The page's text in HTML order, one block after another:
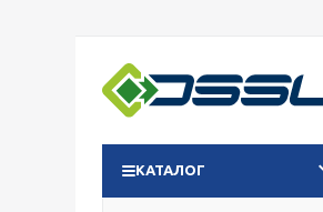
КАТАЛОГ